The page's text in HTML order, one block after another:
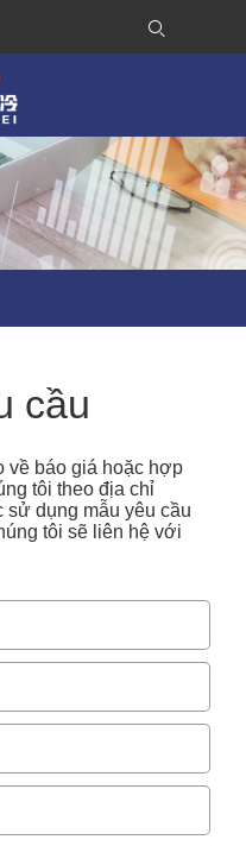
cầu
về báo giá hoặc hợp
tôi theo địa chỉ
sử dụng mẫu yêu cầu
tôi sẽ liên hệ với